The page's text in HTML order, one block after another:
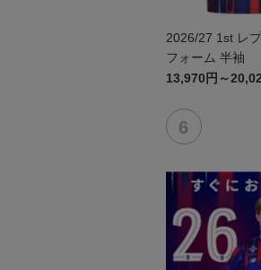
2026/27 1st レ
フォーム 半袖
13,970円～